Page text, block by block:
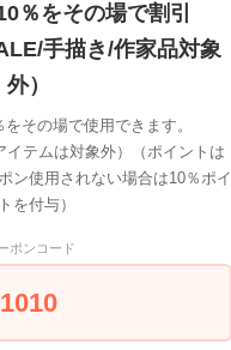
【50％OFF】
プリット 30/7裏毛
ナッピング起毛クル
ーネックプルオーバ
ー P90523 prit
7,590円(税込)
％をその場で割引
手描き/作家品対象
外）
をその場で使用できます。
イテムは対象外）（ポイントは
ン使用されない場合は10％ポイ
を付与）
ポンコード
1010